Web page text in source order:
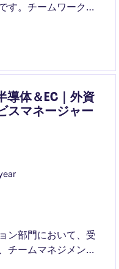
す。チームワークを
だけます。若手から
と活気を兼ね備えた
導体＆EC｜外資
スマネージャー
ン部門において、受
チームマネジメント